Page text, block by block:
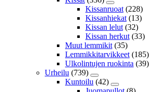
Kissanruoat (228)
Kissanhiekat (13)
Kissan lelut (32)
Kissan herkut (33)
Muut lemmikit (35)
Lemmikkitarvikkeet (185)
Ulkolintujen ruokinta (39)
Urheilu (739)
Kuntoilu (42)